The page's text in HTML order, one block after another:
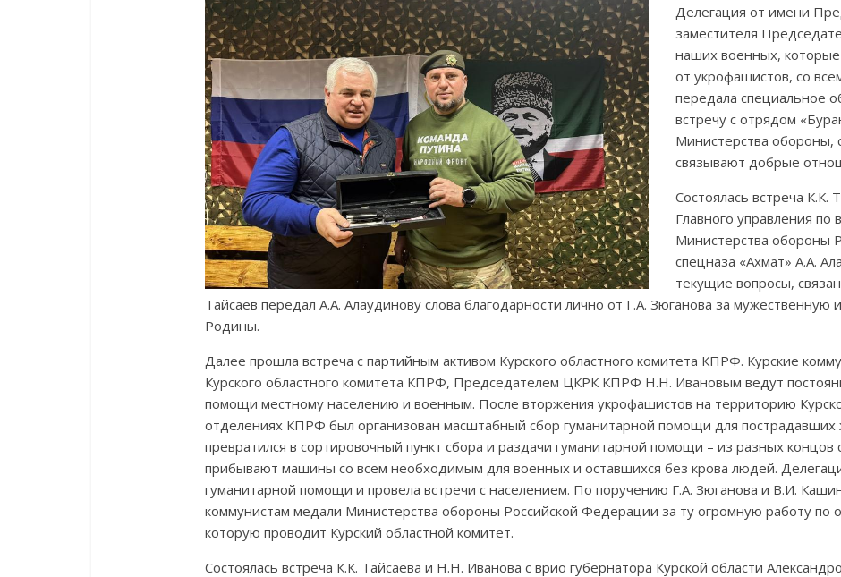
Делегация от имени
заместителя
наших военных,
от укрофашистов, со
передала специальное
встречу с отрядом
Министерства обороны,
связывают добрые
Состоялась встреча К.К.
Главного управления по
Министерства обороны
спецназа «Ахмат» А.А.
текущие вопросы,
Тайсаев передал А.А. Алаудинову слова благодарности лично от Г.А. Зюганова за
Родины.
Далее прошла встреча с партийным активом Курского областного комитета КПРФ. Курские
Курского областного комитета КПРФ, Председателем ЦКРК КПРФ Н.Н. Ивановым ведут
помощи местному населению и военным. После вторжения укрофашистов на территорию
отделениях КПРФ был организован масштабный сбор гуманитарной помощи для
превратился в сортировочный пункт сбора и раздачи гуманитарной помощи – из разных
прибывают машины со всем необходимым для военных и оставшихся без крова людей.
гуманитарной помощи и провела встречи с населением. По поручению Г.А. Зюганова и В.И.
коммунистам медали Министерства обороны Российской Федерации за ту огромную работу по
которую проводит Курский областной комитет.
Состоялась встреча К.К. Тайсаева и Н.Н. Иванова с врио губернатора Курской области